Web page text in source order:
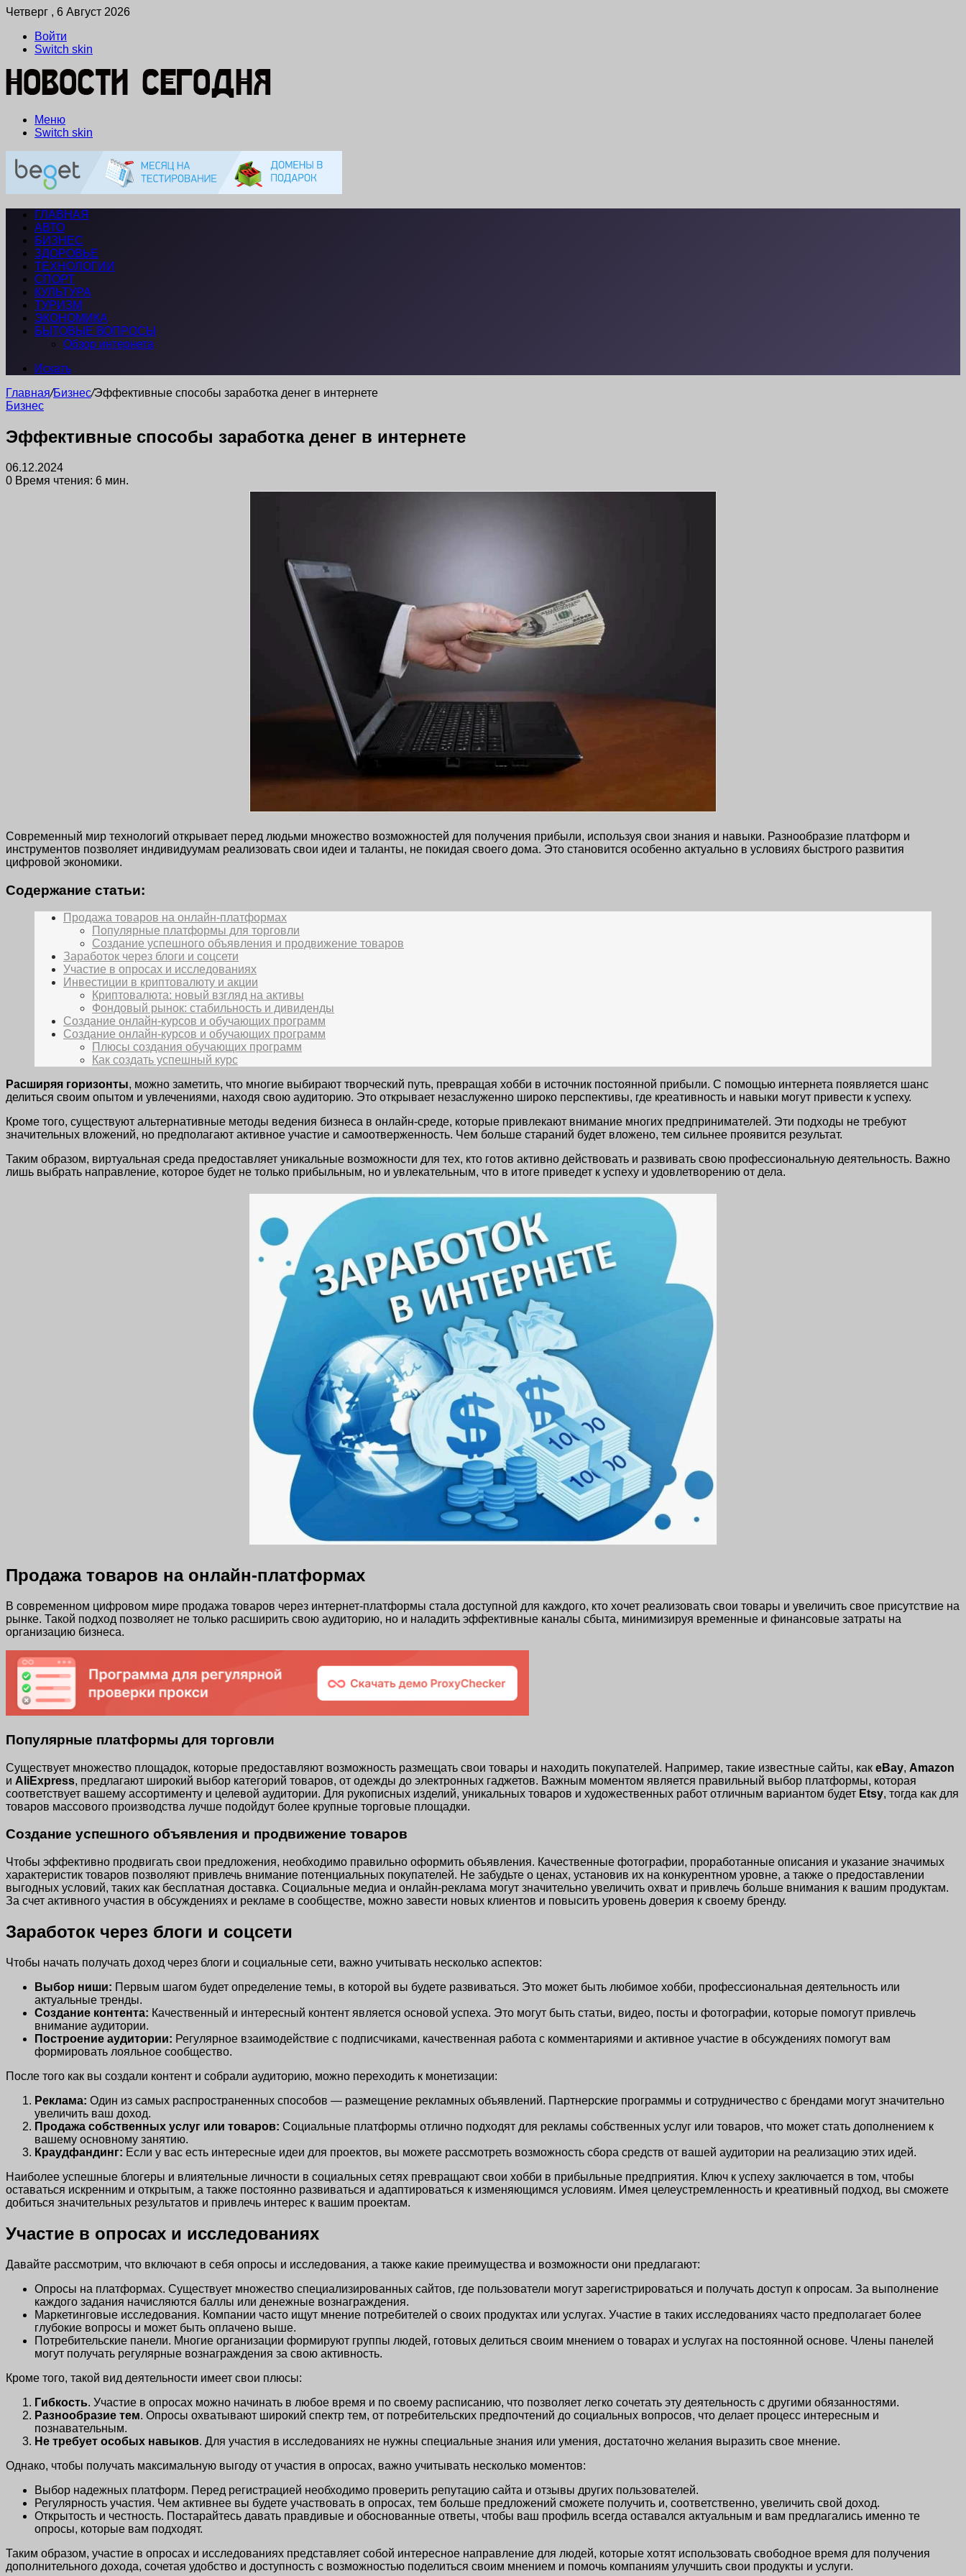
Четверг , 6 Август 2026
Войти
Switch skin
Меню
Switch skin
ГЛАВНАЯ
АВТО
БИЗНЕС
ЗДОРОВЬЕ
ТЕХНОЛОГИИ
СПОРТ
КУЛЬТУРА
ТУРИЗМ
ЭКОНОМИКА
БЫТОВЫЕ ВОПРОСЫ
Обзор интернета
Искать
Главная/Бизнес/Эффективные способы заработка денег в интернете
Бизнес
Эффективные способы заработка денег в интернете
06.12.2024
0 Время чтения: 6 мин.
Современный мир технологий открывает перед людьми множество возможностей для получения прибыли, используя свои знания и навыки. Разнообразие платформ и
инструментов позволяет индивидуумам реализовать свои идеи и таланты, не покидая своего дома. Это становится особенно актуально в условиях быстрого развития
цифровой экономики.
Содержание статьи:
Продажа товаров на онлайн-платформах
Популярные платформы для торговли
Создание успешного объявления и продвижение товаров
Заработок через блоги и соцсети
Участие в опросах и исследованиях
Инвестиции в криптовалюту и акции
Криптовалюта: новый взгляд на активы
Фондовый рынок: стабильность и дивиденды
Создание онлайн-курсов и обучающих программ
Создание онлайн-курсов и обучающих программ
Плюсы создания обучающих программ
Как создать успешный курс
Расширяя горизонты, можно заметить, что многие выбирают творческий путь, превращая хобби в источник постоянной прибыли. С помощью интернета появляется шанс
делиться своим опытом и увлечениями, находя свою аудиторию. Это открывает незаслуженно широко перспективы, где креативность и навыки могут привести к успеху.
Кроме того, существуют альтернативные методы ведения бизнеса в онлайн-среде, которые привлекают внимание многих предпринимателей. Эти подходы не требуют
значительных вложений, но предполагают активное участие и самоотверженность. Чем больше стараний будет вложено, тем сильнее проявится результат.
Таким образом, виртуальная среда предоставляет уникальные возможности для тех, кто готов активно действовать и развивать свою профессиональную деятельность. Важно
лишь выбрать направление, которое будет не только прибыльным, но и увлекательным, что в итоге приведет к успеху и удовлетворению от дела.
Продажа товаров на онлайн-платформах
В современном цифровом мире продажа товаров через интернет-платформы стала доступной для каждого, кто хочет реализовать свои товары и увеличить свое присутствие на
рынке. Такой подход позволяет не только расширить свою аудиторию, но и наладить эффективные каналы сбыта, минимизируя временные и финансовые затраты на
организацию бизнеса.
Популярные платформы для торговли
Существует множество площадок, которые предоставляют возможность размещать свои товары и находить покупателей. Например, такие известные сайты, как eBay, Amazon
и AliExpress, предлагают широкий выбор категорий товаров, от одежды до электронных гаджетов. Важным моментом является правильный выбор платформы, которая
соответствует вашему ассортименту и целевой аудитории. Для рукописных изделий, уникальных товаров и художественных работ отличным вариантом будет Etsy, тогда как для
товаров массового производства лучше подойдут более крупные торговые площадки.
Создание успешного объявления и продвижение товаров
Чтобы эффективно продвигать свои предложения, необходимо правильно оформить объявления. Качественные фотографии, проработанные описания и указание значимых
характеристик товаров позволяют привлечь внимание потенциальных покупателей. Не забудьте о ценах, установив их на конкурентном уровне, а также о предоставлении
выгодных условий, таких как бесплатная доставка. Социальные медиа и онлайн-реклама могут значительно увеличить охват и привлечь больше внимания к вашим продуктам.
За счет активного участия в обсуждениях и рекламе в сообществе, можно завести новых клиентов и повысить уровень доверия к своему бренду.
Заработок через блоги и соцсети
Чтобы начать получать доход через блоги и социальные сети, важно учитывать несколько аспектов:
Выбор ниши: Первым шагом будет определение темы, в которой вы будете развиваться. Это может быть любимое хобби, профессиональная деятельность или
актуальные тренды.
Создание контента: Качественный и интересный контент является основой успеха. Это могут быть статьи, видео, посты и фотографии, которые помогут привлечь
внимание аудитории.
Построение аудитории: Регулярное взаимодействие с подписчиками, качественная работа с комментариями и активное участие в обсуждениях помогут вам
формировать лояльное сообщество.
После того как вы создали контент и собрали аудиторию, можно переходить к монетизации:
Реклама: Один из самых распространенных способов — размещение рекламных объявлений. Партнерские программы и сотрудничество с брендами могут значительно
увеличить ваш доход.
Продажа собственных услуг или товаров: Социальные платформы отлично подходят для рекламы собственных услуг или товаров, что может стать дополнением к
вашему основному занятию.
Краудфандинг: Если у вас есть интересные идеи для проектов, вы можете рассмотреть возможность сбора средств от вашей аудитории на реализацию этих идей.
Наиболее успешные блогеры и влиятельные личности в социальных сетях превращают свои хобби в прибыльные предприятия. Ключ к успеху заключается в том, чтобы
оставаться искренним и открытым, а также постоянно развиваться и адаптироваться к изменяющимся условиям. Имея целеустремленность и креативный подход, вы сможете
добиться значительных результатов и привлечь интерес к вашим проектам.
Участие в опросах и исследованиях
Давайте рассмотрим, что включают в себя опросы и исследования, а также какие преимущества и возможности они предлагают:
Опросы на платформах. Существует множество специализированных сайтов, где пользователи могут зарегистрироваться и получать доступ к опросам. За выполнение
каждого задания начисляются баллы или денежные вознаграждения.
Маркетинговые исследования. Компании часто ищут мнение потребителей о своих продуктах или услугах. Участие в таких исследованиях часто предполагает более
глубокие вопросы и может быть оплачено выше.
Потребительские панели. Многие организации формируют группы людей, готовых делиться своим мнением о товарах и услугах на постоянной основе. Члены панелей
могут получать регулярные вознаграждения за свою активность.
Кроме того, такой вид деятельности имеет свои плюсы:
Гибкость. Участие в опросах можно начинать в любое время и по своему расписанию, что позволяет легко сочетать эту деятельность с другими обязанностями.
Разнообразие тем. Опросы охватывают широкий спектр тем, от потребительских предпочтений до социальных вопросов, что делает процесс интересным и
познавательным.
Не требует особых навыков. Для участия в исследованиях не нужны специальные знания или умения, достаточно желания выразить свое мнение.
Однако, чтобы получать максимальную выгоду от участия в опросах, важно учитывать несколько моментов:
Выбор надежных платформ. Перед регистрацией необходимо проверить репутацию сайта и отзывы других пользователей.
Регулярность участия. Чем активнее вы будете участвовать в опросах, тем больше предложений сможете получить и, соответственно, увеличить свой доход.
Открытость и честность. Постарайтесь давать правдивые и обоснованные ответы, чтобы ваш профиль всегда оставался актуальным и вам предлагались именно те
опросы, которые вам подходят.
Таким образом, участие в опросах и исследованиях представляет собой интересное направление для людей, которые хотят использовать свободное время для получения
дополнительного дохода, сочетая удобство и доступность с возможностью поделиться своим мнением и помочь компаниям улучшить свои продукты и услуги.